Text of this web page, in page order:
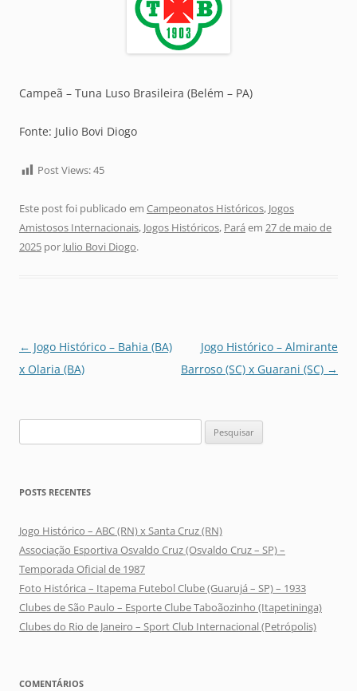
Campeã – Tuna Luso Brasileira (Belém – PA)
Fonte: Julio Bovi Diogo
Post Views:45
Este post foi publicado em Campeonatos Históricos, Jogos
Amistosos Internacionais, Jogos Históricos, Pará em 27 de maio de
2025 por Julio Bovi Diogo.
Navegação
de
← Jogo Histórico – Bahia (BA)
x Olaria (BA)
Jogo Histórico – Almirante
Barroso (SC) x Guarani (SC) →
por:
POSTS RECENTES
Jogo Histórico – ABC (RN) x Santa Cruz (RN)
Associação Esportiva Osvaldo Cruz (Osvaldo Cruz – SP) –
Temporada Oficial de 1987
Foto Histórica – Itapema Futebol Clube (Guarujá – SP) – 1933
Clubes de São Paulo – Esporte Clube Taboãozinho (Itapetininga)
Clubes do Rio de Janeiro – Sport Club Internacional (Petrópolis)
COMENTÁRIOS